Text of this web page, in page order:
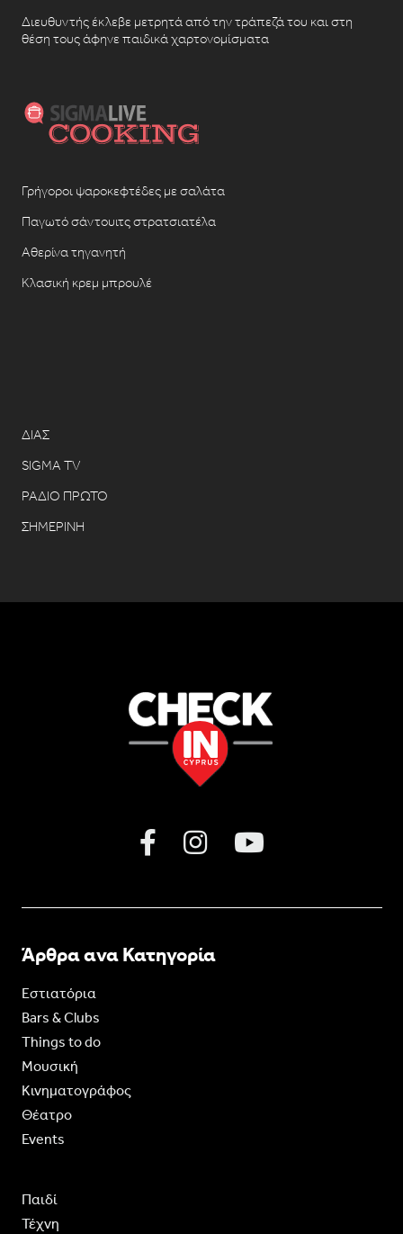
Διευθυντής έκλεβε μετρητά από την τράπεζά του και στη
θέση τους άφηνε παιδικά χαρτονομίσματα
Γρήγοροι ψαροκεφτέδες με σαλάτα
Παγωτό σάντουιτς στρατσιατέλα
Αθερίνα τηγανητή
Κλασική κρεμ μπρουλέ
ΔΙΑΣ
SIGMA TV
ΡΑΔΙΟ ΠΡΩΤΟ
ΣΗΜΕΡΙΝΗ
Άρθρα ανα Κατηγορία
Εστιατόρια
Bars & Clubs
Things to do
Moυσική
Κινηματογράφος
Θέατρο
Events
Παιδί
Τέχνη